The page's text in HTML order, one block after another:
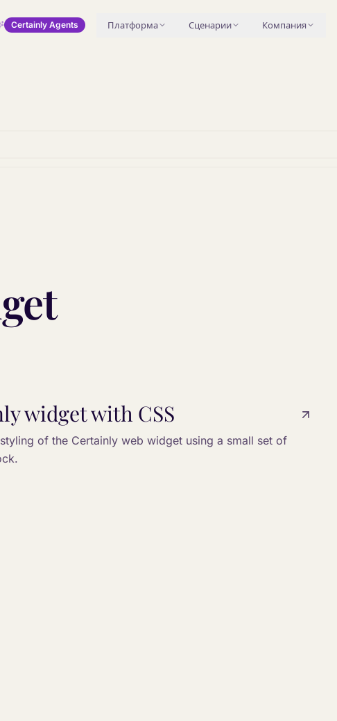
Certainly Agents Платформа Сценарии Компания
widget with CSS
of the Certainly web widget using a small set of